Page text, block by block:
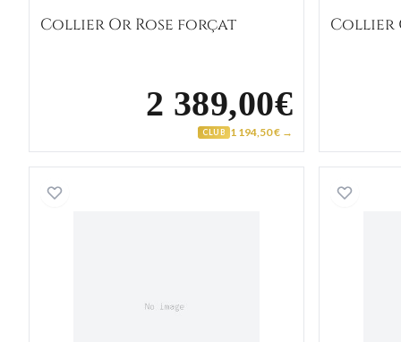
Collier Or Rose forçat
2 389,00€
CLUB 1 194,50 € →
Collier